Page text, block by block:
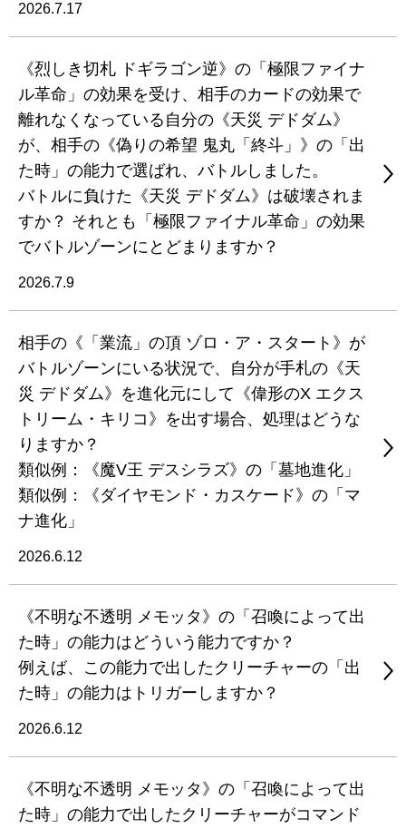
2026.7.17
《烈しき切札 ドギラゴン逆》の「極限ファイナ
ル革命」の効果を受け、相手のカードの効果で
離れなくなっている自分の《天災 デドダム》
が、相手の《偽りの希望 鬼丸「終斗」》の「出
た時」の能力で選ばれ、バトルしました。
バトルに負けた《天災 デドダム》は破壊されま
すか？ それとも「極限ファイナル革命」の効果
でバトルゾーンにとどまりますか？
2026.7.9
相手の《「業流」の頂 ゾロ・ア・スタート》が
バトルゾーンにいる状況で、自分が手札の《天
災 デドダム》を進化元にして《偉形のX エクス
トリーム・キリコ》を出す場合、処理はどうな
りますか？
類似例：《魔V王 デスシラズ》の「墓地進化」
類似例：《ダイヤモンド・カスケード》の「マ
ナ進化」
2026.6.12
《不明な不透明 メモッタ》の「召喚によって出
た時」の能力はどういう能力ですか？
例えば、この能力で出したクリーチャーの「出
た時」の能力はトリガーしますか？
2026.6.12
《不明な不透明 メモッタ》の「召喚によって出
た時」の能力で出したクリーチャーがコマンド